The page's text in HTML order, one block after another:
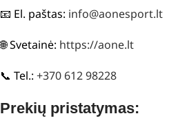
📧 El. paštas: info@aonesport.lt
🌐 Svetainė: https://aone.lt
📞 Tel.: +370 612 98228
Prekių pristatymas: